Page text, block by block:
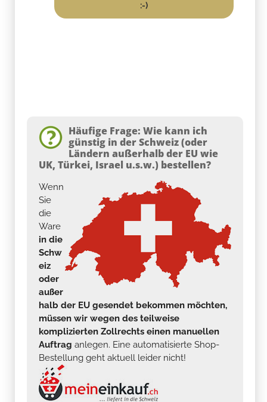
:-)
Häufige Frage: Wie kann ich
günstig in der Schweiz (oder
Ländern außerhalb der EU wie
UK, Türkei, Israel u.s.w.) bestellen?
Wenn
Sie
die
Ware
in die
Schw
eiz
oder
außer
halb der EU gesendet bekommen möchten,
müssen wir wegen des teilweise
komplizierten Zollrechts einen manuellen
Auftrag anlegen. Eine automatisierte Shop-
Bestellung geht aktuell leider nicht!